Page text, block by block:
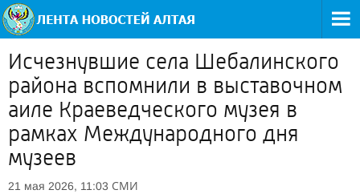
Исчезнувшие села Шебалинского
района вспомнили в выставочном
аиле Краеведческого музея в
рамках Международного дня
музеев
21 мая 2026, 11:03 СМИ